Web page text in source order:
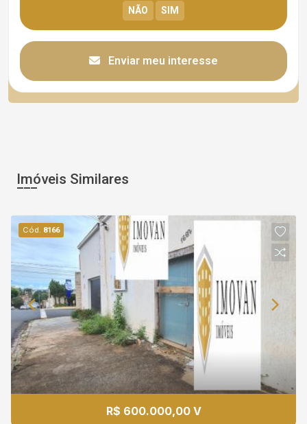
Enviar meu interesse
Imóveis Similares
Cód. 8166
R$ 600.000,00 V